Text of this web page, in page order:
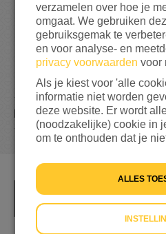
DONATIE
verzamelen over hoe je
omgaat. We gebruiken
gebruiksgemak te
en voor analyse- en
privacy voorwaarden voor
Als je kiest voor 'alle
informatie niet worden
deze website. Er wordt
(noodzakelijke) cookie in
om te onthouden dat je
ALLES